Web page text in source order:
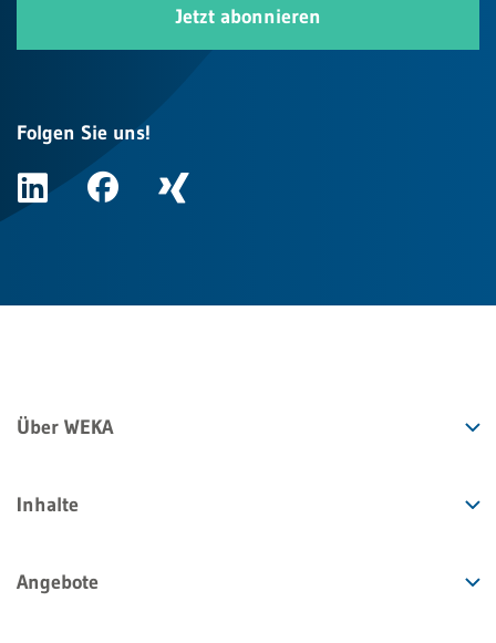
Jetzt abonnieren
Folgen Sie uns!
Über WEKA
Inhalte
Angebote